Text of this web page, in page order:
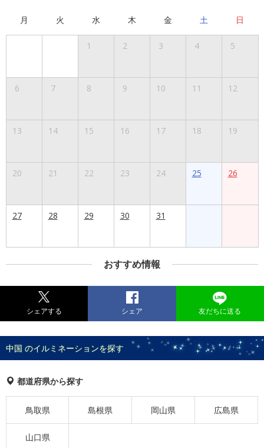
月 火 水 木 金 土 日
1 2 3 4 5
6 7 8 9 10 11 12
13 14 15 16 17 18 19
20 21 22 23 24 25 26
27 28 29 30 31
おすすめ情報
シェアする シェア 友だちに送る
中国 のイルミネーションを探す
都道府県から探す
鳥取県 島根県 岡山県 広島県
山口県